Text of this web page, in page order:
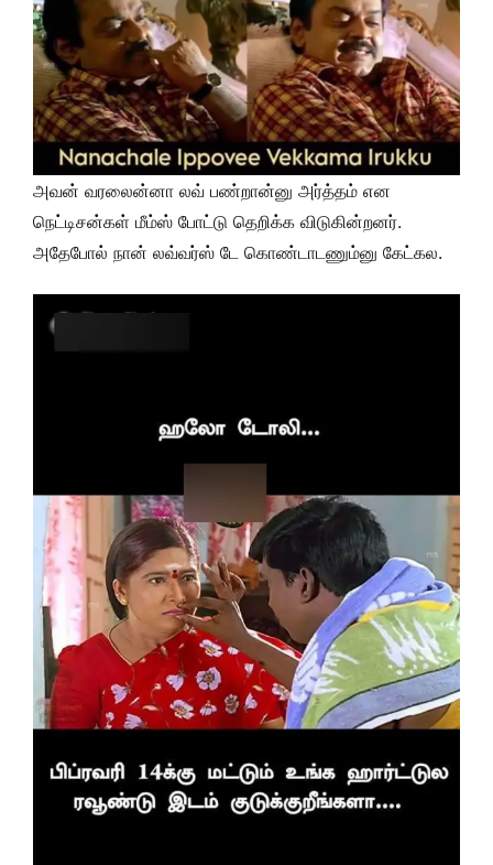
அவன் வரலைன்னா லவ் பண்றான்னு அர்த்தம் என
நெட்டிசன்கள் மீம்ஸ் போட்டு தெறிக்க விடுகின்றனர்.
அதேபோல் நான் லவ்வர்ஸ் டே கொண்டாடணும்னு கேட்கல.